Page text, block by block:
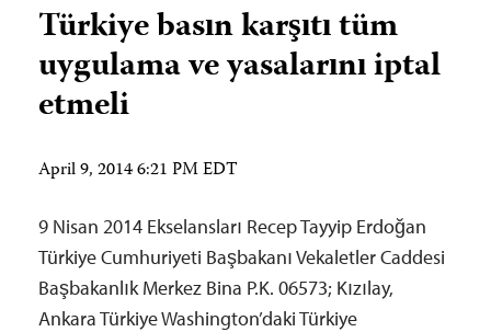
Türkiye basın karşıtı tüm
uygulama ve yasalarını iptal
etmeli
April 9, 2014 6:21 PM EDT
9 Nisan 2014 Ekselansları Recep Tayyip Erdoğan
Türkiye Cumhuriyeti Başbakanı Vekaletler Caddesi
Başbakanlık Merkez Bina P.K. 06573; Kızılay,
Ankara Türkiye Washington’daki Türkiye